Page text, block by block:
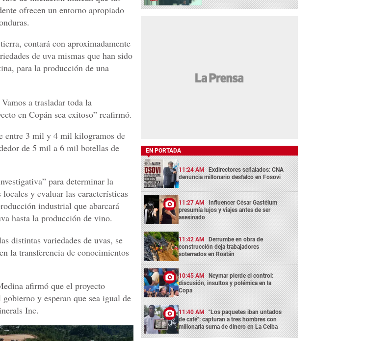
ofrecen un entorno apropiado
contará con aproximadamente
de uva mismas que han sido
para la producción de una
a trasladar toda la
en Copán sea exitoso” reafirmó.
entre 3 mil y 4 mil kilogramos de
de 5 mil a 6 mil botellas de
para determinar la
y evaluar las características
industrial que abarcará
hasta la producción de vino.
distintas variedades de uvas, se
la transferencia de conocimientos
afirmó que el proyecto
y esperan que sea igual de
Inc.
EN PORTADA
11:24 AM Exdirectores señalados: CNA
denuncia millonario desfalco en Fosovi
11:27 AM Influencer César Gastélum
presumía lujos y viajes antes de ser
asesinado
11:42 AM Derrumbe en obra de
construcción deja trabajadores
soterrados en Roatán
10:45 AM Neymar pierde el control:
discusión, insultos y polémica en la
Copa
11:40 AM "Los paquetes iban untados
de café": capturan a tres hombres con
millonaria suma de dinero en La Ceiba